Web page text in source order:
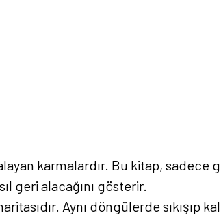
karmalardır. Bu kitap, sadece
geri alacağını gösterir.
Aynı döngülerde sıkışıp